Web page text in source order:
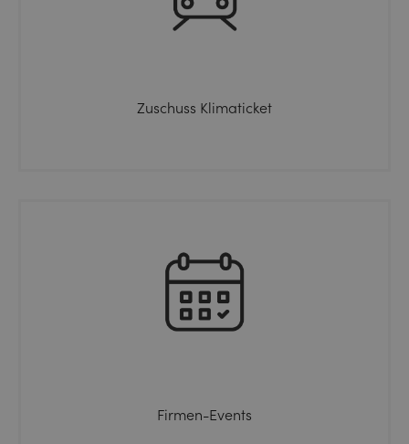
Zuschuss Klimaticket
Firmen-Events